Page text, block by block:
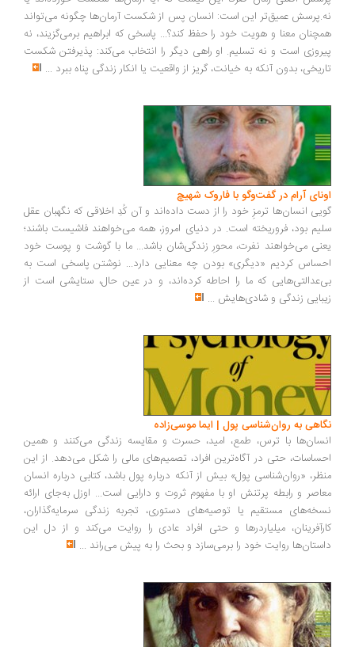
عمیق‌تر این است: انسان پس از شکست آرمان‌ها چگونه می‌تواند
معنا و هویت خود را حفظ کند؟... پاسخی که ابراهیم برمی‌گزیند، نه
است و نه تسلیم. او راهی دیگر را انتخاب می‌کند: پذیرفتن شکست
بدون آنکه به خیانت، گریز از واقعیت یا انکار زندگی پناه ببرد...
آرام در گفت‌وگو با فاروک شهیچ‭
انسان‌ها ترمزِ خود را از دست داده‌اند و آن کُدِ اخلاقی که نگهبان عقل
بود، فروریخته است. در دنیای امروز، همه می‌خواهند فاشیست باشند؛
می‌خواهند نفرت، محورِ زندگی‌شان باشد... ما با گوشت و پوست خود
کردیم «دیگری» بودن چه معنایی دارد... نوشتن پاسخی است به
که ما را احاطه کرده‌اند، و در عین حال، ستایشی است از
زندگی و شادی‌هایش...
به روان‌شناسی پول | ایما موسی‌زاده
با ترس، طمع، امید، حسرت و مقایسه زندگی می‌کنند و همین
حتی در آگاه‌ترین افراد، تصمیم‌های مالی را شکل می‌دهد. از این
«روان‌شناسی پول» بیش از آنکه درباره پول باشد، کتابی درباره انسان
و رابطه پرتنش او با مفهوم ثروت و دارایی است... اوزل به‌جای ارائه
مستقیم یا توصیه‌های دستوری، تجربه زندگی سرمایه‌گذاران،
میلیاردرها و حتی افراد عادی را روایت می‌کند و از دل این
روایت خود را برمی‌سازد و بحث را به پیش می‌راند ...